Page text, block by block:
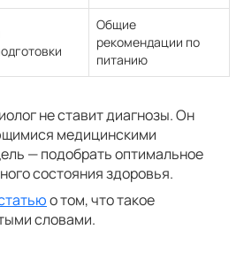
Общие
рекомендации по
питанию
не ставит диагнозы. Он
медицинскими
— подобрать оптимальное
состояния здоровья.
о том, что такое
словами.